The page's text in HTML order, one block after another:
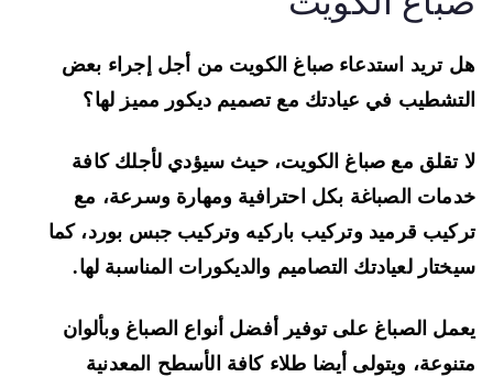
تريد استدعاء صباغ الكويت من أجل إجراء بعض
في عيادتك مع تصميم ديكور مميز لها؟
تقلق مع صباغ الكويت، حيث سيؤدي لأجلك كافة
الصباغة بكل احترافية ومهارة وسرعة، مع
قرميد وتركيب باركيه وتركيب جبس بورد، كما
لعيادتك التصاميم والديكورات المناسبة لها.
الصباغ على توفير أفضل أنواع الصباغ وبألوان
ويتولى أيضا طلاء كافة الأسطح المعدنية